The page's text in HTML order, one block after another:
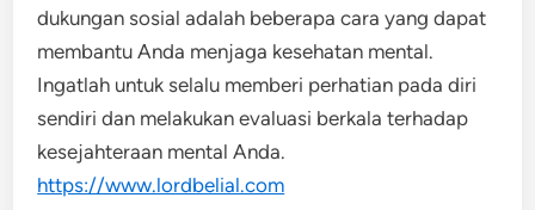
dukungan sosial adalah beberapa cara yang dapat
membantu Anda menjaga kesehatan mental.
Ingatlah untuk selalu memberi perhatian pada diri
sendiri dan melakukan evaluasi berkala terhadap
kesejahteraan mental Anda.
https://www.lordbelial.com